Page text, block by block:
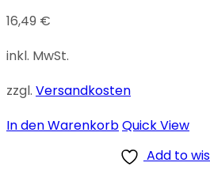
16,49 €
inkl. MwSt.
zzgl. Versandkosten
In den WarenkorbQuick View
Add to